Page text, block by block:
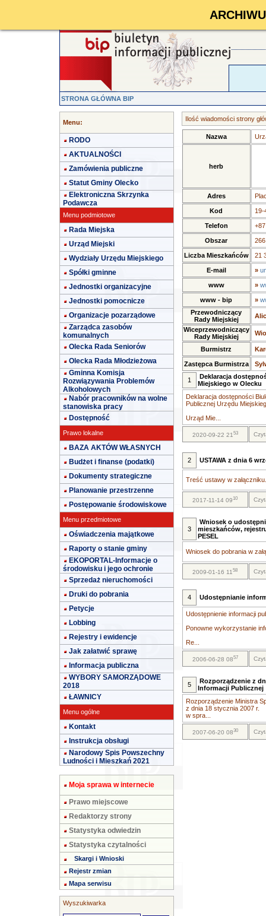
STRONA GŁÓWNA BIP
Menu:
RODO
AKTUALNOŚCI
Zamówienia publiczne
Statut Gminy Olecko
Elektroniczna Skrzynka
Podawcza
Menu podmiotowe
Rada Miejska
Urząd Miejski
Wydziały Urzędu Miejskiego
Spółki gminne
Jednostki organizacyjne
Jednostki pomocnicze
Organizacje pozarządowe
Zarządca zasobów
komunalnych
Olecka Rada Seniorów
Olecka Rada Młodzieżowa
Gminna Komisja
Rozwiązywania Problemów
Alkoholowych
Nabór pracowników na wolne
stanowiska pracy
Dostępność
Prawo lokalne
BAZA AKTÓW WŁASNYCH
Budżet i finanse (podatki)
Dokumenty strategiczne
Planowanie przestrzenne
Postępowanie środowiskowe
Menu przedmiotowe
Oświadczenia majątkowe
Raporty o stanie gminy
EKOPORTAL-Informacje o
środowisku i jego ochronie
Sprzedaż nieruchomości
Druki do pobrania
Petycje
Lobbing
Rejestry i ewidencje
Jak załatwić sprawę
Informacja publiczna
WYBORY SAMORZĄDOWE
2018
ŁAWNICY
Menu ogólne
Kontakt
Instrukcja obsługi
Narodowy Spis Powszechny
Ludności i Mieszkań 2021
Moja sprawa w internecie
Prawo miejscowe
Redaktorzy strony
Statystyka odwiedzin
Statystyka czytalności
Skargi i Wnioski
Rejestr zmian
Mapa serwisu
Wyszukiwarka
Ilość wiadomości strony
Nazwa
herb
Adres
Kod 19-
Telefon
Obszar
Liczba Mieszkańców 21
E-mail »
www »
www - bip »
Przewodniczący
Rady Miejskiej
Wiceprzewodniczący
Rady Miejskiej
Burmistrz
Zastępca Burmistrza
1
Deklaracja
Miejskiego w Olecku
Deklaracja dostępności
Publicznej Urzędu
Urząd Mie...
2020-09-22 2153
2 USTAWA z dnia 6
Treść ustawy w
2017-11-14 0910
3
Wniosek o
mieszkańców,
PESEL
Wniosek do pobrania w
2009-01-16 1158
4 Udostępnianie
Udostępnienie informacji
Ponowne wykorzystanie
Re...
2006-06-28 0857
5
Rozporządzenie z
Informacji Publicznej
Rozporządzenie Ministra
z dnia 18 stycznia 2007 r.
w spra...
2007-06-20 0830